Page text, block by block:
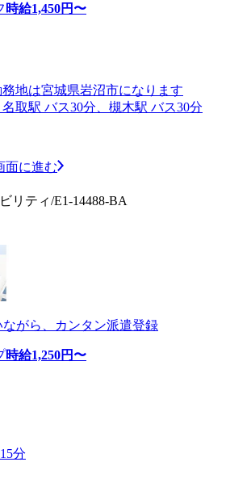
時給1,450円〜
地は宮城県岩沼市になります
取駅 バス30分、槻木駅 バス30分
面に進む
リティ/E1-14488-BA
がら、カンタン派遣登録
時給1,250円〜
分